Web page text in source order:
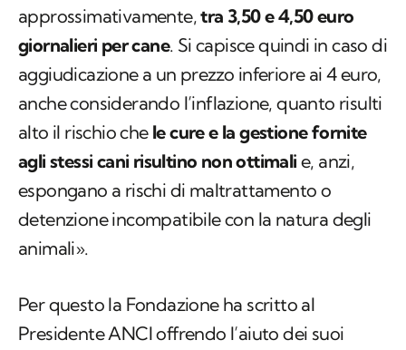
approssimativamente,tra 3,50 e 4,50 euro
giornalieri per cane. Si capisce quindi in caso di
aggiudicazione a un prezzo inferiore ai 4 euro,
anche considerando l’inflazione, quanto risulti
alto il rischio che le cure e la gestione fornite
agli stessi cani risultino non ottimali e, anzi,
espongano a rischi di maltrattamento o
detenzione incompatibile con la natura degli
animali».
Per questo la Fondazione ha scritto al
Presidente ANCI offrendo l’aiuto dei suoi